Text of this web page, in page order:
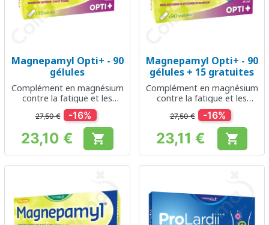
Magnepamyl Opti+ - 90
gélules
Complément en magnésium
contre la fatigue et les
stress
27,50 € -16%
Prix
23,10 € 
Magnepamyl Opti+ - 90
gélules + 15 gratuites
Complément en magnésium
contre la fatigue et les
stress
27,50 € -16%
Prix
23,11 € 